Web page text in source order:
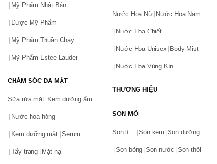
Bạn gặp vấn đề về sản phẩm hay mua hàng?
Hãy báo lỗi cho chúng tôi. Hoặc gọi cho chúng tôi qua số
Mỹ Phẩm Nhật Bản
Dược Mỹ Phẩm
Mỹ Phẩm Thuần Chay
Mỹ Phẩm Estee Lauder
CHĂM SÓC DA MẶT
Sữa rửa mặt Kem dưỡng ẩm
Nước hoa hồng
Kem dưỡng mắt Serum
Tẩy trang Mặt nạ
Nước Hoa Nữ Nước Hoa Nam
Nước Hoa Chiết
Nước Hoa Unisex Body Mist
Nước Hoa Vùng Kín
THƯƠNG HIỆU
SON MÔI
Son lì Son kem Son dưỡng
Son bóng Son nước Son thỏi